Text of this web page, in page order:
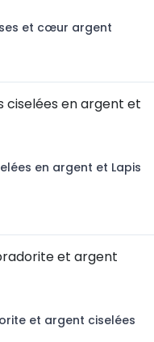
et cœur argent
en argent et Lapis
et argent ciselées